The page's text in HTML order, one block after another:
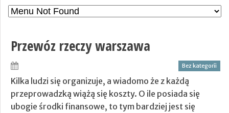
Przewóz rzeczy warszawa
Bez kategorii
Kilka ludzi się organizuje, a wiadomo że z każdą
przeprowadzką wiążą się koszty. O ile posiada się
ubogie środki finansowe, to tym bardziej jest się